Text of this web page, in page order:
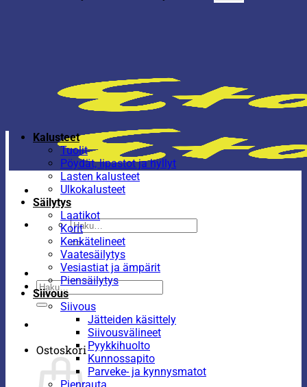
Etsi:
Etsi:
Ostoskori
Kalusteet
Tuolit
Pöydät, lipastot ja hyllyt
Lasten kalusteet
Ulkokalusteet
Säilytys
Laatikot
Korit
Kenkätelineet
Vaatesäilytys
Vesiastiat ja ämpärit
Piensäilytys
Siivous
Siivous
Jätteiden käsittely
Siivousvälineet
Pyykkihuolto
Kunnossapito
Parveke- ja kynnysmatot